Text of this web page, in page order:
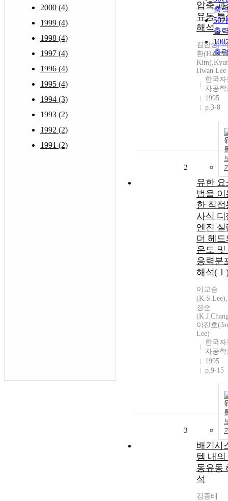
2000 (4)
1999 (4)
1998 (4)
1997 (4)
1996 (4)
1995 (4)
1994 (3)
1993 (2)
1992 (2)
1991 (2)
출
50
출
100
출
압축 과
유동 특
해석
김한상,
환(Han-
Hwan Lee
한국자
차공학
1995
p.3-8
2
유한 요
법을 이
한 직접
사식 디
엔진 실
더 헤드
온도 및
응력분
해석
이교승
경준
이진호
Lee)
한국자
차공학
1995
p.9-15
3
배기시
템 내의
동유동
석
김종태